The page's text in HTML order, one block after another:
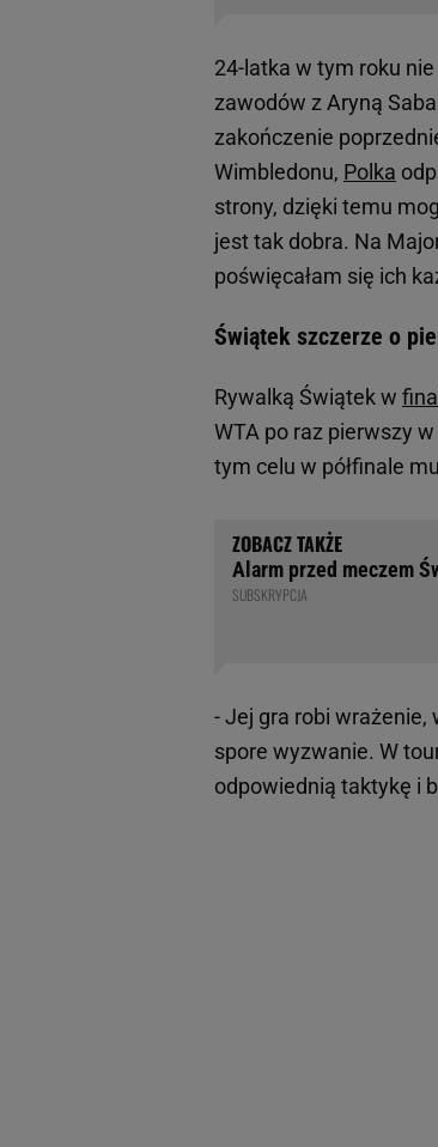
24-latka w tym roku nie
zawodów z Aryną
zakończenie
Wimbledonu, Polka
strony, dzięki temu
jest tak dobra. Na
poświęcałam się ich
Świątek szczerze o
Rywalką Świątek w
WTA po raz pierwszy
tym celu w półfinale
Alarm przed meczem
SUBSKRYPCJA
- Jej gra robi
spore wyzwanie. W
odpowiednią taktykę i